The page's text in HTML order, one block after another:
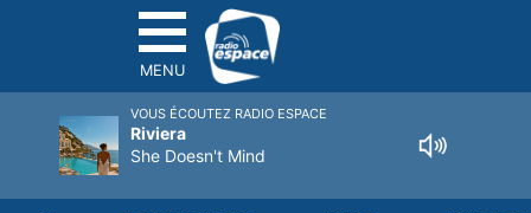
MENU
VOUS ÉCOUTEZ RADIO ESPACE
Riviera
She Doesn't Mind